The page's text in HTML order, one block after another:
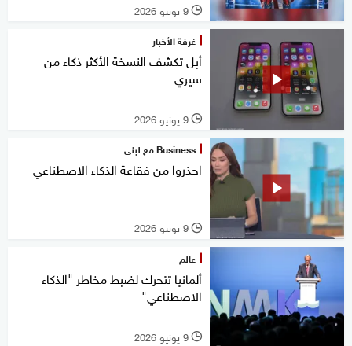
l 9 يونيو 2026
غرفة الأخبار
أبل تكشف النسخة الأكثر ذكاء من
سيري
l 9 يونيو 2026
Business مع لبنى
احذروا من فقاعة الذكاء الاصطناعي
l 9 يونيو 2026
عالم
ألمانيا تتحرك لضبط مخاطر "الذكاء
الاصطناعي"
l 9 يونيو 2026